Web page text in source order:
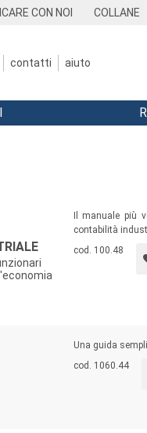
CON NOI COLLANE
contatti aiuto
Il manuale più
contabilità
cod. 100.48
Una guida
cod. 1060.44